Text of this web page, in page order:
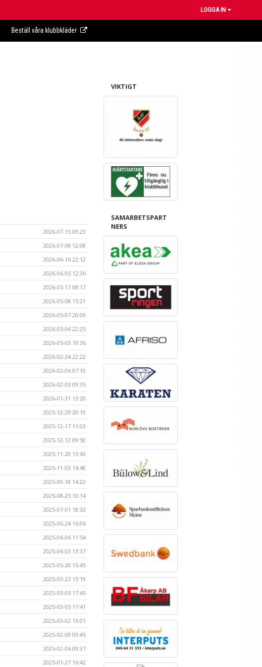
LOGGA IN
Beställ våra klubbkläder
2026-07-15 09:23
2026-07-08 12:08
2026-06-16 22:12
2026-06-05 12:36
2026-05-17 08:17
2026-05-08 15:21
2026-05-07 20:09
2026-05-06 22:25
2026-05-03 19:36
2026-02-24 22:22
2026-02-06 07:10
2026-02-03 09:35
2026-01-31 13:20
2025-12-29 20:10
2025-12-17 11:03
2025-12-12 09:50
2025-11-20 13:43
2025-11-03 14:48
2025-09-18 14:22
2025-08-25 10:14
2025-07-01 18:32
2025-06-24 16:06
2025-06-06 11:54
2025-06-03 13:37
2025-05-20 15:45
2025-03-23 13:19
2025-03-05 17:45
2025-03-05 17:41
2025-03-02 13:01
2025-02-09 09:45
2025-02-06 09:37
2025-01-27 16:42
VIKTIGT
SAMARBETSPART
NERS